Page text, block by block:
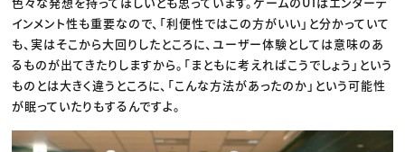
インメント性も重要なので、「利便性ではこの方がいい」と分かっていて
も、実はそこから大回りしたところに、ユーザー体験としては意味のあ
るものが出てきたりしますから。「まともに考えればこうでしょう」という
ものとは大きく違うところに、「こんな方法があったのか」という可能性
が眠っていたりもするんですよ。